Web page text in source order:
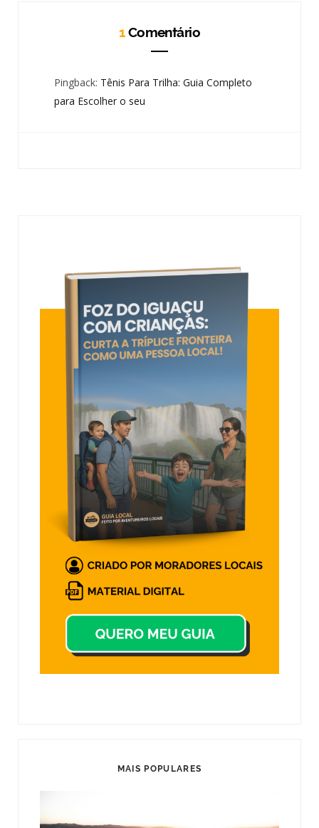
1Comentário
Pingback: Tênis Para Trilha: Guia Completo
para Escolher o seu
MAIS POPULARES